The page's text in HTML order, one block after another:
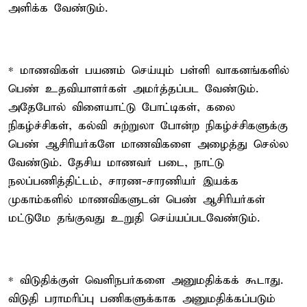
அளிக்க வேண்டும்.
* மாணவிகள் பயணம் செய்யும் பள்ளி வாகனங்களில்
பெண் உதவியாளர்கள் அமர்த்தப்பட வேண்டும்.
அதேபோல் விளையாட்டு போட்டிகள், கலை
நிகழ்ச்சிகள், கல்வி சுற்றுலா போன்ற நிகழ்ச்சிகளுக்கு
பெண் ஆசிரியர்களே மாணவிகளை அழைத்து செல்ல
வேண்டும். தேசிய மாணவர் படை, நாட்டு
நலப்பணித்திட்டம், சாரண-சாரணியர் இயக்க
முகாம்களில் மாணவிகளுடன் பெண் ஆசிரியர்கள்
மட்டுமே தங்குவது உறுதி செய்யப்படவேண்டும்.
* விடுதிக்குள் வெளிநபர்களை அனுமதிக்கக் கூடாது.
விடுதி பராமரிப்பு பணிகளுக்காக அனுமதிக்கப்படும்